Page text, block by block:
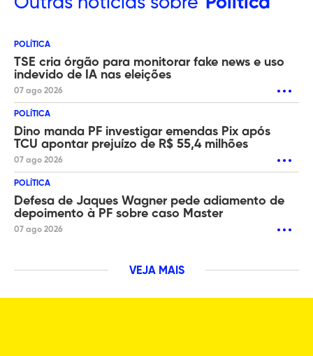
POLÍTICA
TSE cria órgão para monitorar fake news e uso
indevido de IA nas eleições
07 ago 2026
POLÍTICA
Dino manda PF investigar emendas Pix após
TCU apontar prejuízo de R$ 55,4 milhões
07 ago 2026
POLÍTICA
Defesa de Jaques Wagner pede adiamento de
depoimento à PF sobre caso Master
07 ago 2026
VEJA MAIS